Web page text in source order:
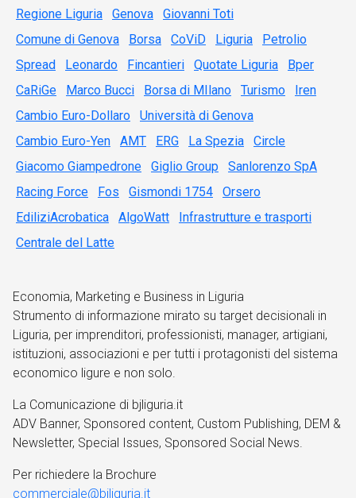
Regione Liguria
Genova
Giovanni Toti
Comune di Genova
Borsa CoViD Liguria
Petrolio
Spread
Leonardo Fincantieri Quotate Liguria
Bper
CaRiGe
Marco Bucci Borsa di MIlano Turismo
Iren
Cambio Euro-Dollaro
Università di Genova
Cambio Euro-Yen
AMT ERG La Spezia
Circle
Giacomo Giampedrone
Giglio Group
Sanlorenzo SpA
Racing Force
Fos Gismondi 1754
Orsero
EdiliziAcrobatica
AlgoWatt
Infrastrutture e trasporti
Centrale del Latte
Economia, Marketing e Business in Liguria
Strumento di informazione mirato su target decisionali in
Liguria, per imprenditori, professionisti, manager, artigiani,
istituzioni, associazioni e per tutti i protagonisti del sistema
economico ligure e non solo.
La Comunicazione di bjliguria.it
ADV Banner, Sponsored content, Custom Publishing, DEM &
Newsletter, Special Issues, Sponsored Social News.
Per richiedere la Brochure
commerciale@bjliguria.it